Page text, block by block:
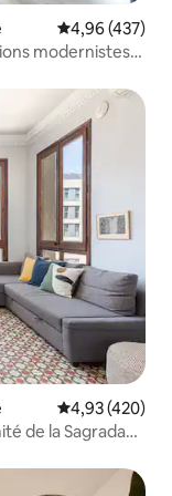
Évaluation
4,96 (437)
modernistes.
Évaluation
4,93 (420)
de la Sagrada